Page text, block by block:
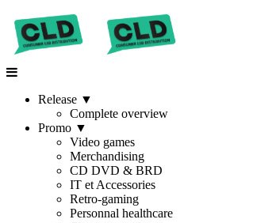
Release ▼
Complete overview
Promo ▼
Video games
Merchandising
CD DVD & BRD
IT et Accessories
Retro-gaming
Personnal healthcare